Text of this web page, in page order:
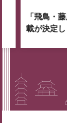
「飛鳥・
載が決定し